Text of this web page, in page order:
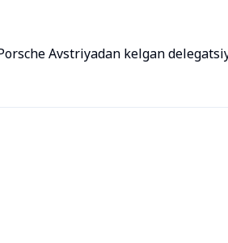
Avstriyadan kelgan